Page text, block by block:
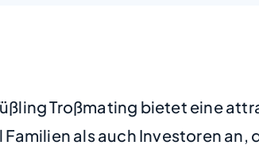
Troßmating bietet eine
als auch Investoren